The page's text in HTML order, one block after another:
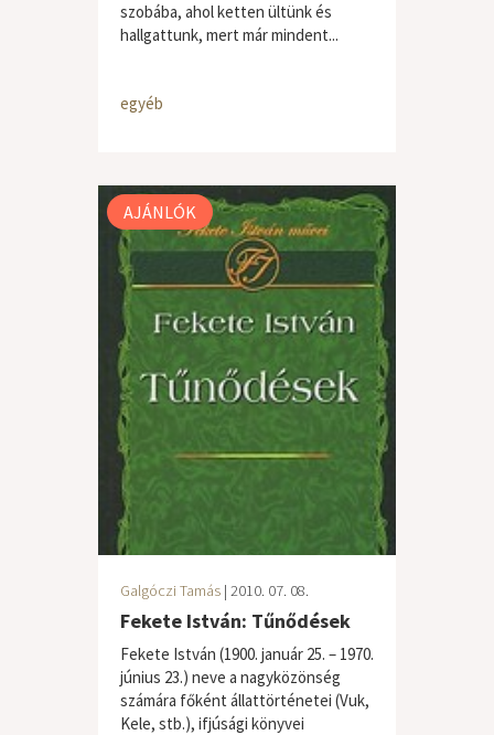
szobába, ahol ketten ültünk és
hallgattunk, mert már mindent...
egyéb
AJÁNLÓK
Galgóczi Tamás | 2010. 07. 08.
Fekete István: Tűnődések
Fekete István (1900. január 25. – 1970.
június 23.) neve a nagyközönség
számára főként állattörténetei (Vuk,
Kele, stb.), ifjúsági könyvei